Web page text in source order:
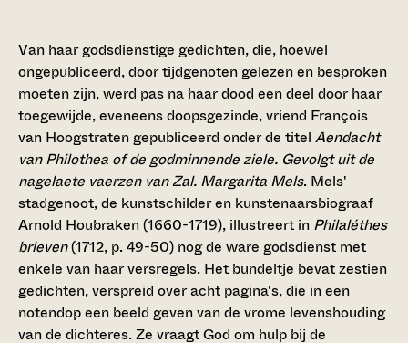
Van haar godsdienstige gedichten, die, hoewel
ongepubliceerd, door tijdgenoten gelezen en besproken
moeten zijn, werd pas na haar dood een deel door haar
toegewijde, eveneens doopsgezinde, vriend François
van Hoogstraten gepubliceerd onder de titel Aendacht
van Philothea of de godminnende ziele. Gevolgt uit de
nagelaete vaerzen van Zal. Margarita Mels. Mels'
stadgenoot, de kunstschilder en kunstenaarsbiograaf
Arnold Houbraken (1660-1719), illustreert in Philaléthes
brieven(1712, p. 49-50) nog de ware godsdienst met
enkele van haar versregels. Het bundeltje bevat zestien
gedichten, verspreid over acht pagina's, die in een
notendop een beeld geven van de vrome levenshouding
van de dichteres. Ze vraagt God om hulp bij de